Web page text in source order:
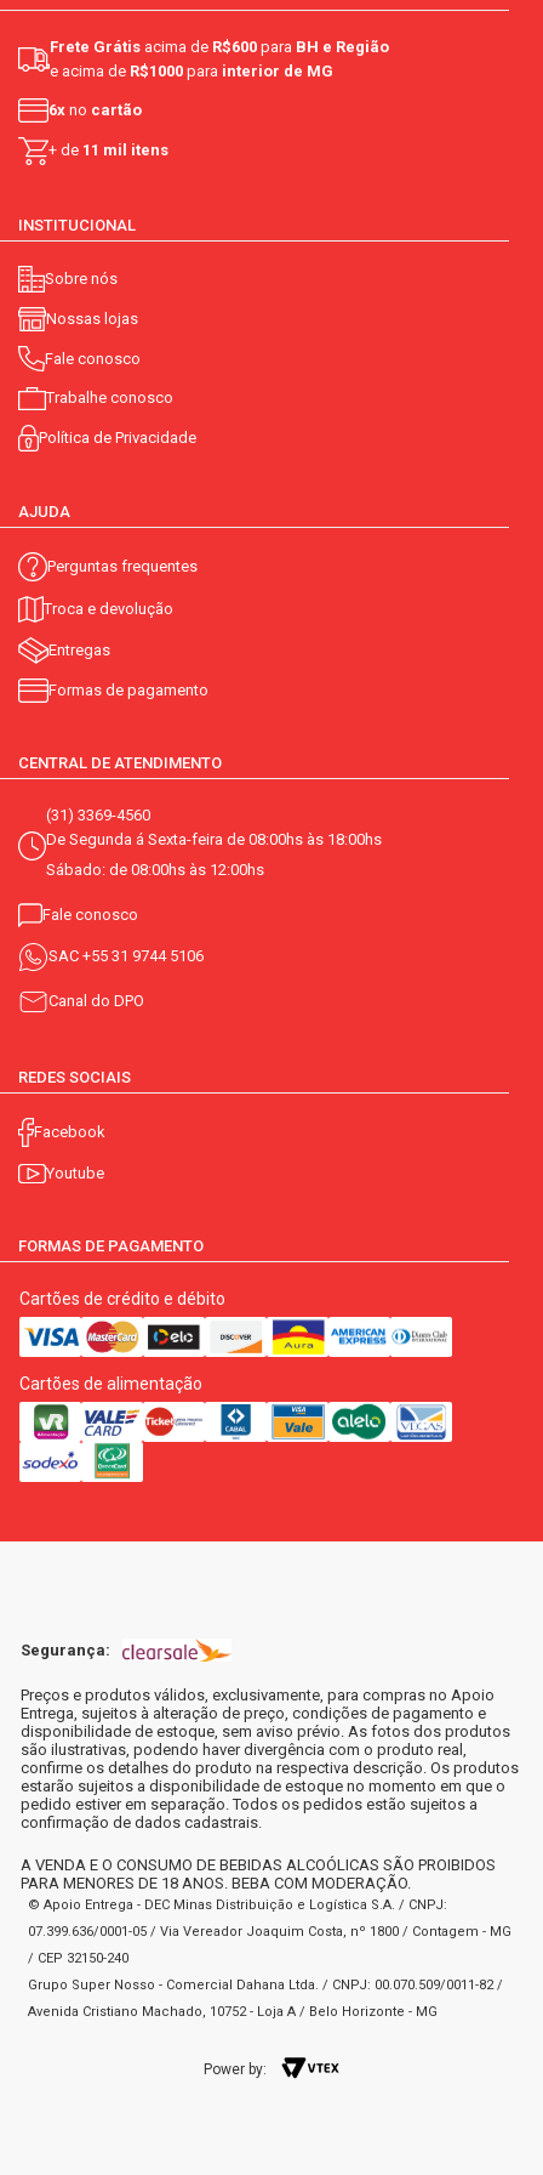
Frete Grátis acima de R$600 para BH e Região
e acima de R$1000 para interior de MG
6x no cartão
+ de 11 mil itens
INSTITUCIONAL
Sobre nós
Nossas lojas
Fale conosco
Trabalhe conosco
Política de Privacidade
AJUDA
Perguntas frequentes
Troca e devolução
Entregas
Formas de pagamento
CENTRAL DE ATENDIMENTO
(31) 3369-4560
De Segunda á Sexta-feira de 08:00hs às 18:00hs
Sábado: de 08:00hs às 12:00hs
Fale conosco
SAC +55 31 9744 5106
Canal do DPO
REDES SOCIAIS
Facebook
Youtube
FORMAS DE PAGAMENTO
Cartões de crédito e débito
Cartões de alimentação
Segurança:
Preços e produtos válidos, exclusivamente, para compras no Apoio
Entrega, sujeitos à alteração de preço, condições de pagamento e
disponibilidade de estoque, sem aviso prévio. As fotos dos produtos
são ilustrativas, podendo haver divergência com o produto real,
confirme os detalhes do produto na respectiva descrição. Os produtos
estarão sujeitos a disponibilidade de estoque no momento em que o
pedido estiver em separação. Todos os pedidos estão sujeitos a
confirmação de dados cadastrais.
A VENDA E O CONSUMO DE BEBIDAS ALCOÓLICAS SÃO PROIBIDOS
PARA MENORES DE 18 ANOS. BEBA COM MODERAÇÃO.
© Apoio Entrega - DEC Minas Distribuição e Logística S.A. / CNPJ:
07.399.636/0001-05 / Via Vereador Joaquim Costa, nº 1800 / Contagem - MG
/ CEP 32150-240
Grupo Super Nosso - Comercial Dahana Ltda. / CNPJ: 00.070.509/0011-82 /
Avenida Cristiano Machado, 10752 - Loja A / Belo Horizonte - MG
Power by: